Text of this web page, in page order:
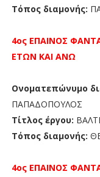
Τόπος διαμονής:
4ος ΕΠΑΙΝΟΣ
ΕΤΩΝ ΚΑΙ ΑΝΩ
Ονοματεπώνυμο
ΠΑΠΑΔΟΠΟΥΛΟΣ
Τίτλος έργου:
Τόπος διαμονής:
4ος ΕΠΑΙΝΟΣ